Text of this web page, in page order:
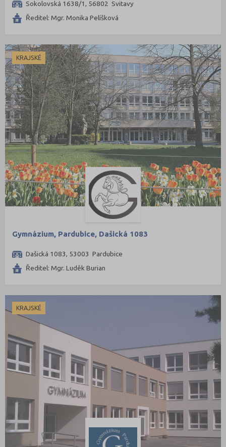
Sokolovská 1638/1, 56802 Svitavy
Ředitel: Mgr. Monika Pelíšková
KRAJSKÉ
Gymnázium, Pardubice, Dašická 1083
Dašická 1083, 53003 Pardubice
Ředitel: Mgr. Luděk Burian
KRAJSKÉ